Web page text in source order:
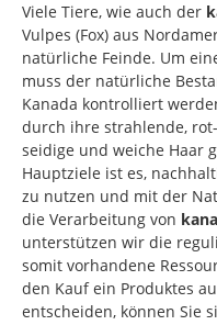
Viele Tiere, wie auch der
Vulpes (Fox) aus
natürliche Feinde. Um
muss der natürliche
Kanada kontrolliert
durch ihre strahlende,
seidige und weiche Haar
Hauptziele ist es,
zu nutzen und mit der
die Verarbeitung von
unterstützen wir die
somit vorhandene
den Kauf ein Produktes
entscheiden, können Sie